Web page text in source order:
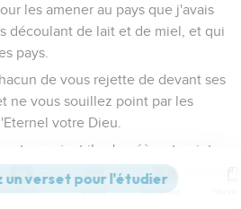
les amener au pays que j'avais
découlant de lait et de miel, et qui
pays.
de vous rejette de devant ses
ne vous souillez point par les
votre Dieu.
moi, et ils n'agréèrent point
ne rejeta de devant ses yeux les
les idoles d'Egypte ; et je dis que
Commentaires Strong